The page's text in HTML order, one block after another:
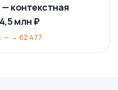
контекстная
млн ₽
: — → 62 477